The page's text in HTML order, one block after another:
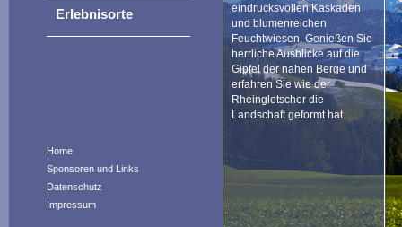
Home
Sponsoren und Links
Datenschutz
Impressum
eindrucksvollen Kaskaden
und blumenreichen
Feuchtwiesen. Genießen Sie
herrliche Ausblicke auf die
Gipfel der nahen Berge und
erfahren Sie wie der
Rheingletscher die
Landschaft geformt hat.
Erlebnisorte